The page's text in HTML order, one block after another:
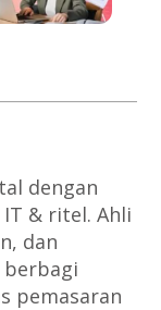
dengan
& ritel. Ahli
dan
pemasaran